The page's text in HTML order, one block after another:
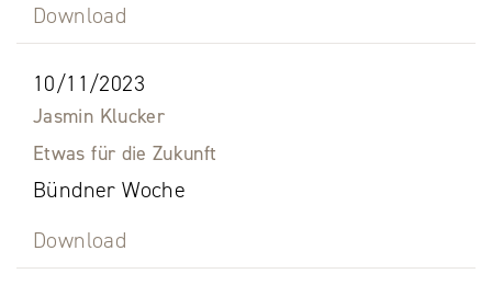
Download
10/11/2023
Jasmin Klucker
Etwas für die Zukunft
Bündner Woche
Download